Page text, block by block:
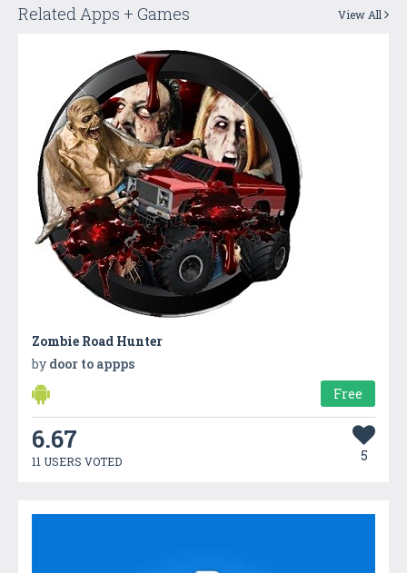
Related Apps + Games View All
Zombie Road Hunter
by door to appps
Free
6.67
11 USERS VOTED 5